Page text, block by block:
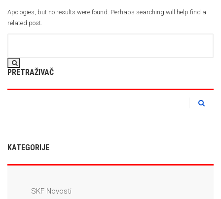
Apologies, but no results were found. Perhaps searching will help find a
related post.
PRETRAŽIVAČ
KATEGORIJE
SKF Novosti